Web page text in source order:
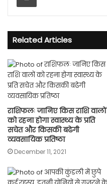
Related Articles
राशिफलः जानिए किस राशि वालों
को रहना होगा स्वास्थ्य के प्रति
सचेत और किसकी बढेगी
व्यवसायिक प्रतिष्ठा
December 11, 2021